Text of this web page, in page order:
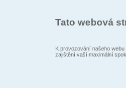
Tato webová
K provozování našeho
zajištění vaší maximální